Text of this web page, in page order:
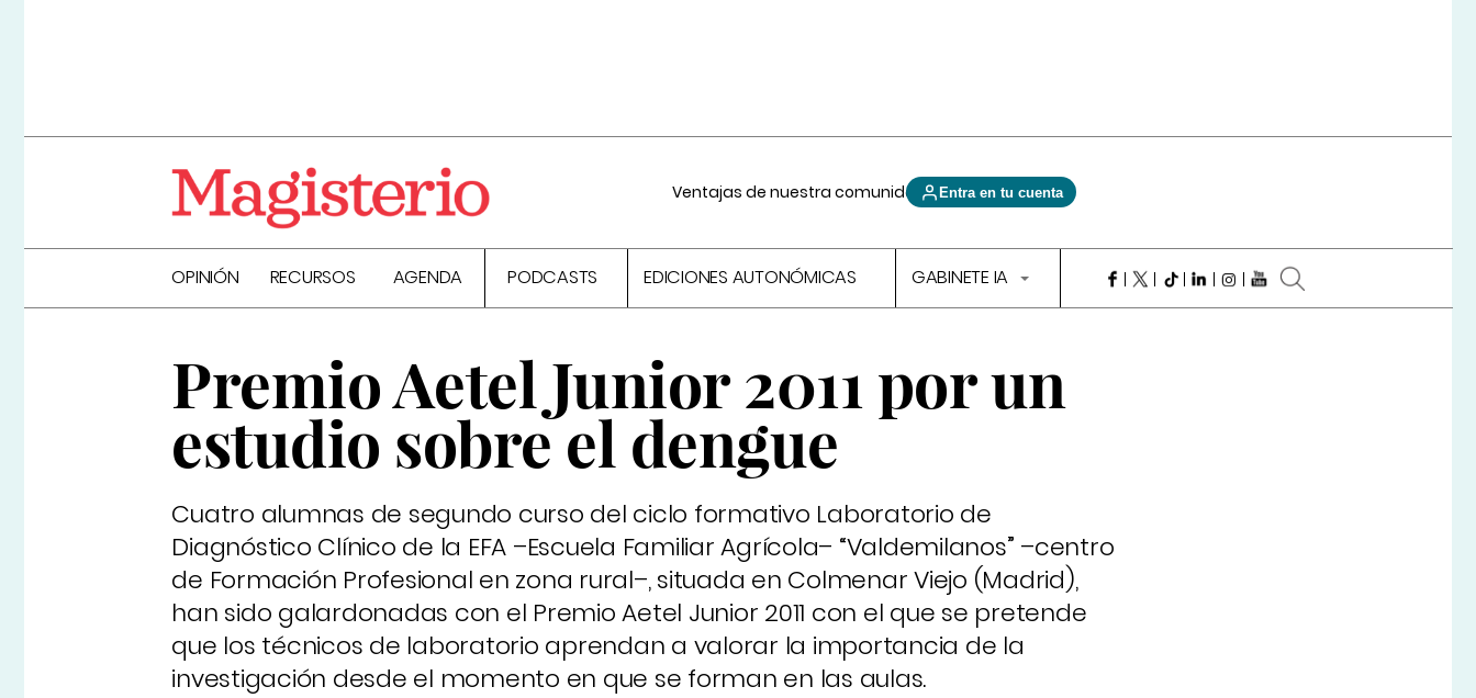
Ventajas de nuestra comunidad Entra en tu cuenta
OPINIÓN RECURSOS AGENDA PODCASTS EDICIONES AUTONÓMICAS GABINETE IA
Premio Aetel Junior 2011 por un
estudio sobre el dengue
Cuatro alumnas de segundo curso del ciclo formativo Laboratorio de
Diagnóstico Clínico de la EFA –Escuela Familiar Agrícola– “Valdemilanos” –centro
de Formación Profesional en zona rural–, situada en Colmenar Viejo (Madrid),
han sido galardonadas con el Premio Aetel Junior 2011 con el que se pretende
que los técnicos de laboratorio aprendan a valorar la importancia de la
investigación desde el momento en que se forman en las aulas.